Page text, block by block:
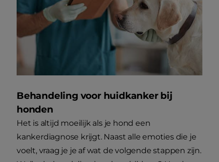
Behandeling voor huidkanker bij
honden
Het is altijd moeilijk als je hond een
kankerdiagnose krijgt. Naast alle emoties die je
voelt, vraag je je af wat de volgende stappen zijn.